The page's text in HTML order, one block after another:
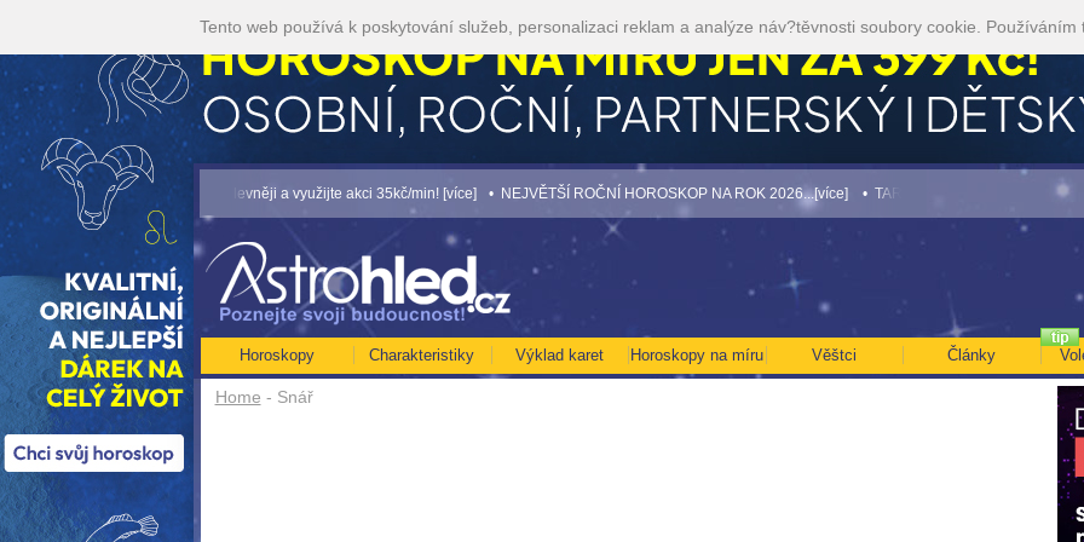
Home - Snář
Horoskopy Charakteristiky Výklad karet Horoskopy na míru Věštci Články
[více] • Volejte kartářkám levněji a využijte akci 35kč/min! [více] • NEJVĚTŠÍ ROČNÍ HOROSKOP NA ROK 2026...[více] • TAROT NA SRPEN ZA 49,-KČ... [více]
Tento web používá k poskytování služeb, personalizaci reklam a analýze náv?těvnosti soubory cookie. Používáním